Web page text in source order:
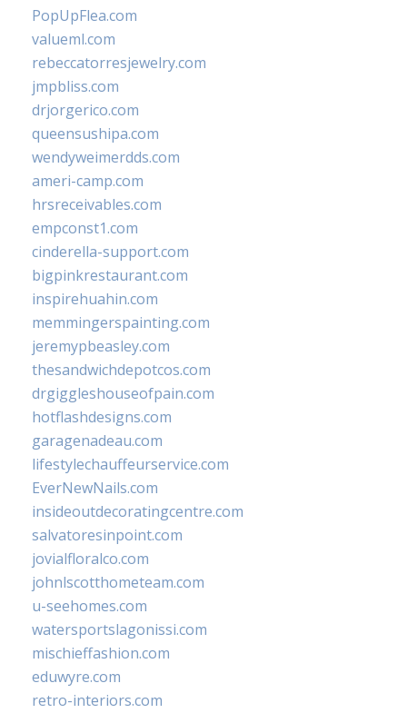
PopUpFlea.com
valueml.com
rebeccatorresjewelry.com
jmpbliss.com
drjorgerico.com
queensushipa.com
wendyweimerdds.com
ameri-camp.com
hrsreceivables.com
empconst1.com
cinderella-support.com
bigpinkrestaurant.com
inspirehuahin.com
memmingerspainting.com
jeremypbeasley.com
thesandwichdepotcos.com
drgiggleshouseofpain.com
hotflashdesigns.com
garagenadeau.com
lifestylechauffeurservice.com
EverNewNails.com
insideoutdecoratingcentre.com
salvatoresinpoint.com
jovialfloralco.com
johnlscotthometeam.com
u-seehomes.com
watersportslagonissi.com
mischieffashion.com
eduwyre.com
retro-interiors.com